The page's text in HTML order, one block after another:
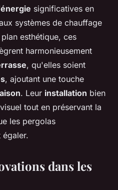
significatives en
systèmes de chauffage
esthétique, ces
harmonieusement
, qu'elles soient
, ajoutant une touche
. Leur installation bien
tout en préservant la
les pergolas
égaler.
dans les